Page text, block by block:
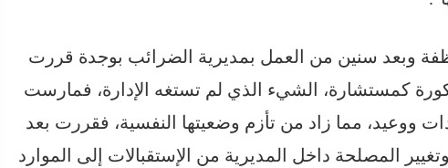
وبعد سنين من العمل بمديرية الضرائب بوجدة قررت
كمستشارة، الشيء الذي لم تستغه الإدارة، فمارست
ووعيد، مما زاد من تأزم وضعيتها النفسية، فقررت بعد
المصلحة داخل المديرية من الإستقبالات إلى الموارد